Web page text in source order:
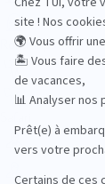
Road Trips